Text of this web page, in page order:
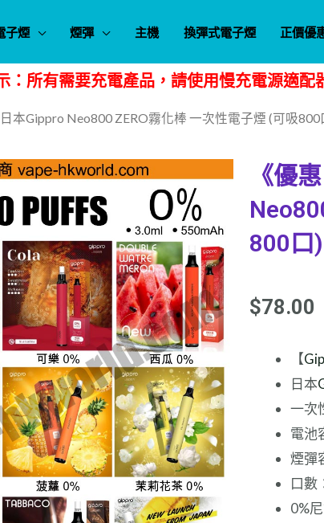
子煙 煙彈 主機 換彈式電子煙 正價優
：所有需要充電產品，請使用慢充電源適配
本Gippro Neo800 ZERO霧化棒 一次性電子煙 (可吸
《優
800口
$78.00
【
日本
一次
電池
煙彈
口數
0%